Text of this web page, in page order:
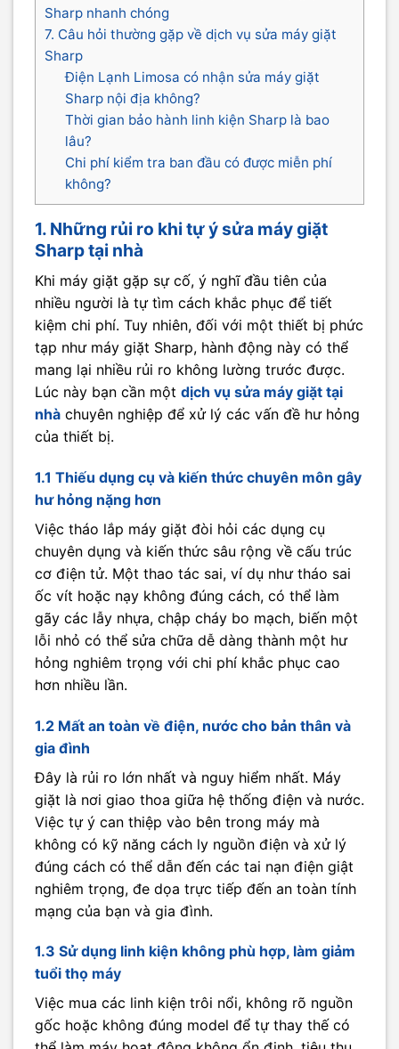
Sharp nhanh chóng
7. Câu hỏi thường gặp về dịch vụ sửa máy giặt
Sharp
Điện Lạnh Limosa có nhận sửa máy giặt
Sharp nội địa không?
Thời gian bảo hành linh kiện Sharp là bao
lâu?
Chi phí kiểm tra ban đầu có được miễn phí
không?
1. Những rủi ro khi tự ý sửa máy giặt
Sharp tại nhà
Khi máy giặt gặp sự cố, ý nghĩ đầu tiên của
nhiều người là tự tìm cách khắc phục để tiết
kiệm chi phí. Tuy nhiên, đối với một thiết bị phức
tạp như máy giặt Sharp, hành động này có thể
mang lại nhiều rủi ro không lường trước được.
Lúc này bạn cần một dịch vụ sửa máy giặt tại
nhà chuyên nghiệp để xử lý các vấn đề hư hỏng
của thiết bị.
1.1 Thiếu dụng cụ và kiến thức chuyên môn gây
hư hỏng nặng hơn
Việc tháo lắp máy giặt đòi hỏi các dụng cụ
chuyên dụng và kiến thức sâu rộng về cấu trúc
cơ điện tử. Một thao tác sai, ví dụ như tháo sai
ốc vít hoặc nạy không đúng cách, có thể làm
gãy các lẫy nhựa, chập cháy bo mạch, biến một
lỗi nhỏ có thể sửa chữa dễ dàng thành một hư
hỏng nghiêm trọng với chi phí khắc phục cao
hơn nhiều lần.
1.2 Mất an toàn về điện, nước cho bản thân và
gia đình
Đây là rủi ro lớn nhất và nguy hiểm nhất. Máy
giặt là nơi giao thoa giữa hệ thống điện và nước.
Việc tự ý can thiệp vào bên trong máy mà
không có kỹ năng cách ly nguồn điện và xử lý
đúng cách có thể dẫn đến các tai nạn điện giật
nghiêm trọng, đe dọa trực tiếp đến an toàn tính
mạng của bạn và gia đình.
1.3 Sử dụng linh kiện không phù hợp, làm giảm
tuổi thọ máy
Việc mua các linh kiện trôi nổi, không rõ nguồn
gốc hoặc không đúng model để tự thay thế có